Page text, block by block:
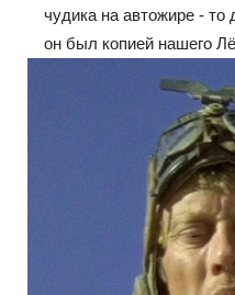
чудика на автожире - то
он был копией нашего